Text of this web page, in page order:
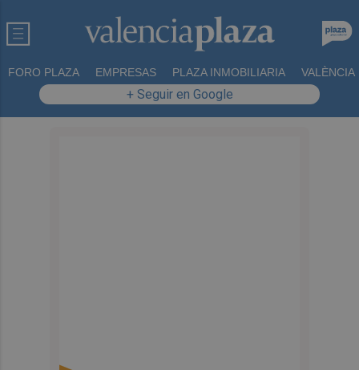
FORO PLAZA EMPRESAS PLAZA INMOBILIARIA VALÈNCIA
+ Seguir en Google